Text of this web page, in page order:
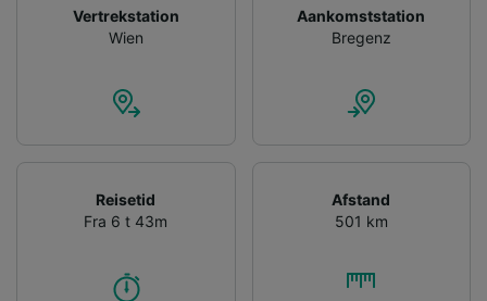
Vertrekstation
Wien
Aankomststation
Bregenz
Reisetid
Fra 6 t 43m
Afstand
501 km